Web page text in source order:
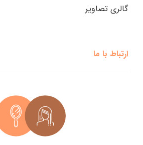
گالری تصاویر
ارتباط با ما